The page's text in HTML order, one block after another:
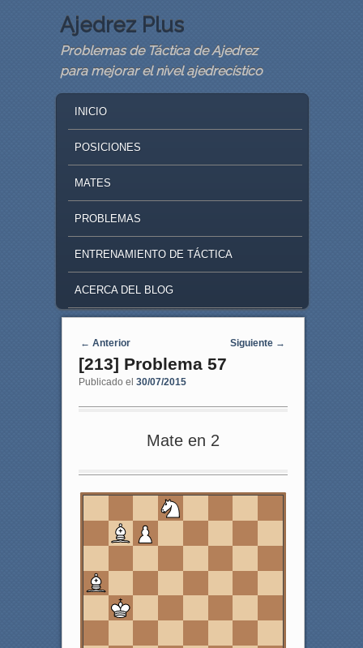
Ajedrez Plus
Problemas de Táctica de Ajedrez
para mejorar el nivel ajedrecístico
SKIP TO PRIMARY CONTENT
SKIP TO SECONDARY CONTENT
INICIO
POSICIONES
MATES
PROBLEMAS
ENTRENAMIENTO DE TÁCTICA
ACERCA DEL BLOG
Navegaci�n de entradas
← Anterior Siguiente →
[213] Problema 57
Publicado el 30/07/2015
Mate en 2